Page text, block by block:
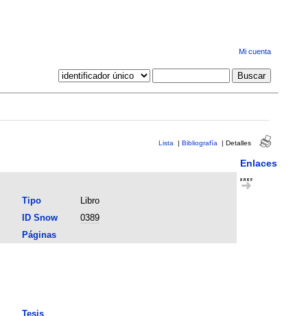
Mi cuenta
Lista | Bibliografía | Detalles
Enlaces
Tipo
Libro
ID Snow
0389
Páginas
Tesis